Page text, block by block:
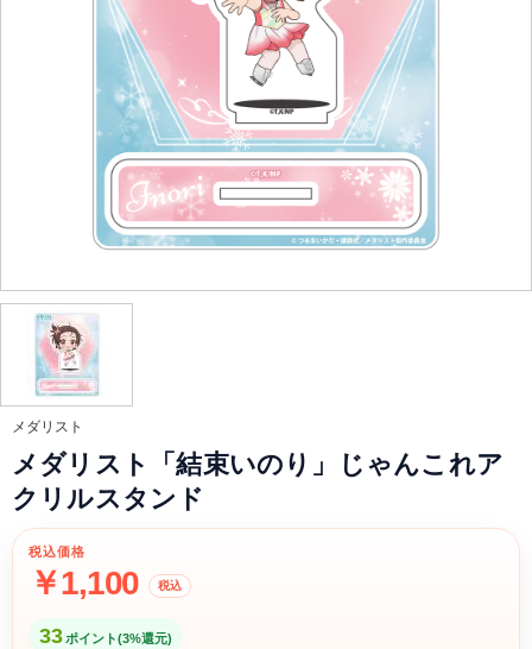
メダリスト
メダリスト「結束いのり」じゃんこれア
クリルスタンド
税込価格
￥1,100 税込
33 ポイント(3%還元)